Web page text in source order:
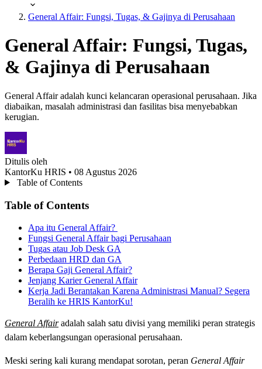
General Affair: Fungsi, Tugas, & Gajinya di Perusahaan
General Affair: Fungsi, Tugas,
& Gajinya di Perusahaan
General Affair adalah kunci kelancaran operasional perusahaan. Jika
diabaikan, masalah administrasi dan fasilitas bisa menyebabkan
kerugian.
Ditulis oleh
KantorKu HRIS • 08 Agustus 2026
Table of Contents
Table of Contents
Apa itu General Affair?
Fungsi General Affair bagi Perusahaan
Tugas atau Job Desk GA
Perbedaan HRD dan GA
Berapa Gaji General Affair?
Jenjang Karier General Affair
Kerja Jadi Berantakan Karena Administrasi Manual? Segera
Beralih ke HRIS KantorKu!
General Affairadalah salah satu divisi yang memiliki peran strategis
dalam keberlangsungan operasional perusahaan.
Meski sering kali kurang mendapat sorotan, peran General Affair